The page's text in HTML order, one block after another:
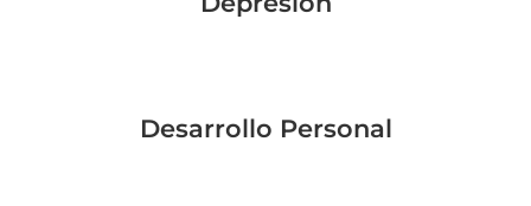
Desarrollo Personal